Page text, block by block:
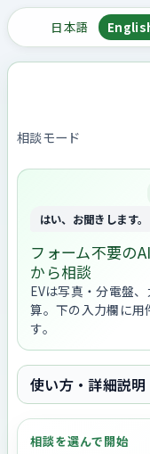
日本語
相談モード
はい、お聞きします。
フォーム不要の
から相談
EVは写真・分電盤
算。下の入力欄に用
す。
使い方・詳細説明
相談を選んで開始